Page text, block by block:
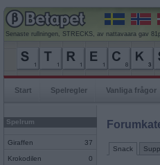
Senaste rullningen, STRECKS, av nattavaara gav
Start Spelregler Vanliga frågor
Spelrum
Giraffen 37
Krokodilen 0
Snack